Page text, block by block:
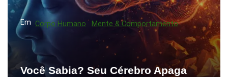
s
s
Em Corpo Humano Mente & Comportamento
Você Sabia? Seu Cérebro Apaga